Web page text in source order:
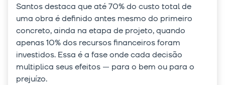
Santos destaca que até 70% do custo total de
uma obra é definido antes mesmo do primeiro
concreto, ainda na etapa de projeto, quando
apenas 10% dos recursos financeiros foram
investidos. Essa é a fase onde cada decisão
multiplica seus efeitos — para o bem ou para o
prejuízo.